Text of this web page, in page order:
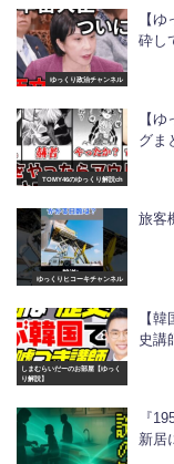
ゆっくり政治チャンネル
【
砕し
TOMY46のゆっくり解説ch
【
グま
ゆっくりヒコーキチャンネル
旅客
しまむらいだーのお部屋【ゆっく
り解説】
【
史講
『
新居